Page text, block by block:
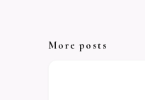
More posts